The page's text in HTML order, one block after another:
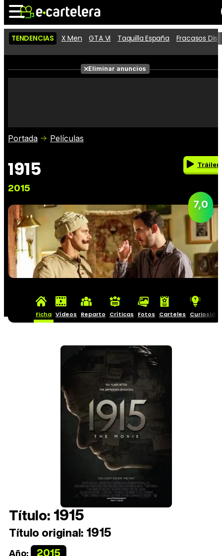
Noticias Cartelera
Películas
Críticas
TENDENCIAS X Men GTA VI Taquilla España Fracasos
Eliminar anuncios
Portada Películas
1915
2015
Tráiler
7,0
Ficha Vídeos Reparto Críticas Fotos Carteles
Título:1915
Título original: 1915
Año: 2015